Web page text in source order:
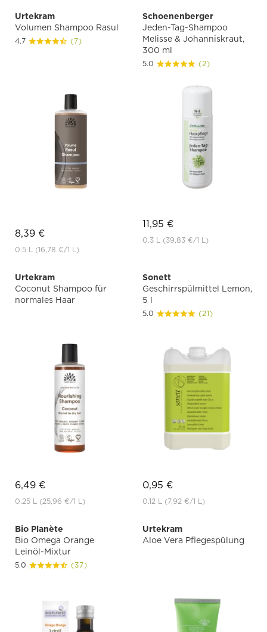
Urtekram
Volumen Shampoo Rasul
4.7 (7)
8,39 €
0.5 L (16,78 €/1 L)
Schoenenberger
Jeden-Tag-Shampoo
Melisse & Johanniskraut,
300 ml
5.0 (2)
11,95 €
0.3 L (39,83 €/1 L)
Urtekram
Coconut Shampoo für
normales Haar
6,49 €
0.25 L (25,96 €/1 L)
Sonett
Geschirrspülmittel Lemon,
5 l
5.0 (21)
0,95 €
0.12 L (7,92 €/1 L)
Bio Planète
Bio Omega Orange
Leinöl-Mixtur
5.0 (37)
Urtekram
Aloe Vera Pflegespülung